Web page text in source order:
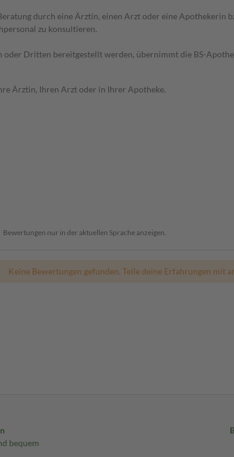
durch eine Ärztin, einen Arzt oder eine Apothekerin
zu konsultieren.
Dritten bereitgestellt werden, übernimmt die BS-
Ärztin, Ihren Arzt oder in Ihrer Apotheke.
Bewertungen nur in der aktuellen Sprache anzeigen.
Keine Bewertungen gefunden. Teile deine Erfahrungen mit
bequem